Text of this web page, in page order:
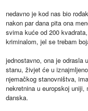
nedavno je kod nas bio
nakon par dana pita ona
svima kuće od 200
kriminalom, jel se trebam
jednostavno, ona je odrasla
stanu, živjet će u
njemačkog stanovništva,
nekretnina u europskoj
danska.